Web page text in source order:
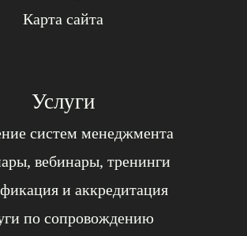
Карта сайта
Услуги
систем менеджмента
вебинары, тренинги
и аккредитация
по сопровождению